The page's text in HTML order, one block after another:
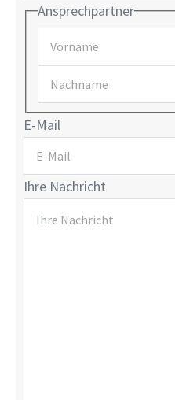
Ansprechpartner
E-Mail
Ihre Nachricht